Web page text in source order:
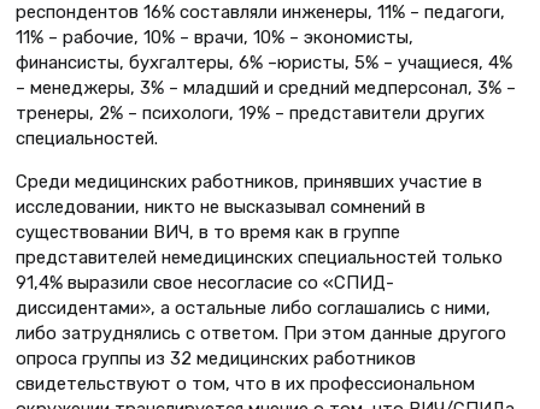
респондентов 16% составляли инженеры, 11% – педагоги,
11% – рабочие, 10% – врачи, 10% – экономисты,
финансисты, бухгалтеры, 6% –юристы, 5% – учащиеся, 4%
– менеджеры, 3% – младший и средний медперсонал, 3% –
тренеры, 2% – психологи, 19% – представители других
специальностей.
Среди медицинских работников, принявших участие в
исследовании, никто не высказывал сомнений в
существовании ВИЧ, в то время как в группе
представителей немедицинских специальностей только
91,4% выразили свое несогласие со «СПИД-
диссидентами», а остальные либо соглашались с ними,
либо затруднялись с ответом. При этом данные другого
опроса группы из 32 медицинских работников
свидетельствуют о том, что в их профессиональном